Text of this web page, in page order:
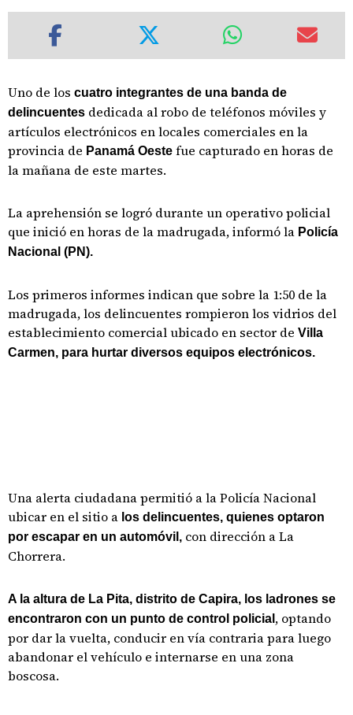
Uno de los cuatro integrantes de una banda de
delincuentes dedicada al robo de teléfonos móviles y
artículos electrónicos en locales comerciales en la
provincia de Panamá Oeste fue capturado en horas de
la mañana de este martes.
La aprehensión se logró durante un operativo policial
que inició en horas de la madrugada, informó la Policía
Nacional (PN).
Los primeros informes indican que sobre la 1:50 de la
madrugada, los delincuentes rompieron los vidrios del
establecimiento comercial ubicado en sector de Villa
Carmen, para hurtar diversos equipos electrónicos.
Una alerta ciudadana permitió a la Policía Nacional
ubicar en el sitio a los delincuentes, quienes optaron
por escapar en un automóvil, con dirección a La
Chorrera.
A la altura de La Pita, distrito de Capira, los ladrones se
encontraron con un punto de control policial , optando
por dar la vuelta, conducir en vía contraria para luego
abandonar el vehículo e internarse en una zona
boscosa.